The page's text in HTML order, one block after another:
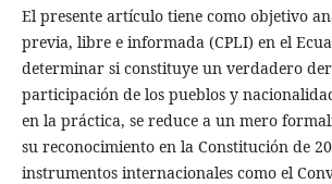
El presente artículo tiene como objetivo
previa, libre e informada (CPLI) en el
determinar si constituye un verdadero
participación de los pueblos y
en la práctica, se reduce a un mero
su reconocimiento en la Constitución de
instrumentos internacionales como el